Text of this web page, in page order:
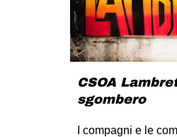
ARTE
CSOA
sgombero
I compagni e le